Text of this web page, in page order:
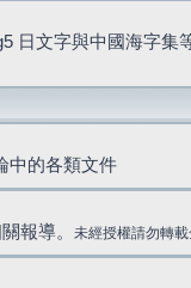
日文字與中國海字集
中的各類文件
報導。 未經授權請勿轉